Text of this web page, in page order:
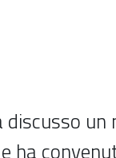
ha